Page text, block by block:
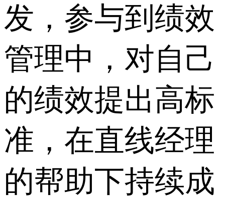
发，参与到绩效
管理中，对自己
的绩效提出高标
准，在直线经理
的帮助下持续成